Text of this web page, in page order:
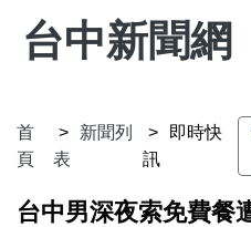
台中新聞網
首
頁
新聞列
表
即時快
訊
台中男深夜索免費餐